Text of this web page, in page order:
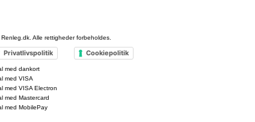
Renleg.dk. Alle rettigheder forbeholdes.
Privatlivspolitik Cookiepolitik